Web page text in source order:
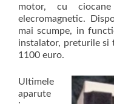
motor, cu
elecromagnetic.
mai scumpe, in
instalator, preturile si
1100 euro.
Ultimele
aparute